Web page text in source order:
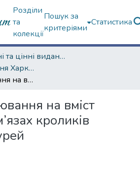
Розділи
та
колекції
Пошук за
критеріями
Статистика
9. Рідкісні та цінні видання
4. Рідкісні видання Харкова ХХ ст.
Вплив треніювання на вміст глікогену в м’язах кроликів голубів та курей
на вміст
кроликів